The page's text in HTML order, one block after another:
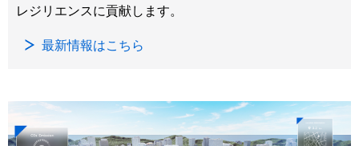
レジリエンスに貢献します。
最新情報はこちら